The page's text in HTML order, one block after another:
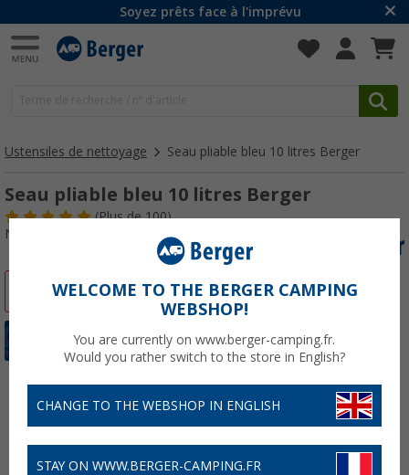
Soyez prêts face à l'imprévu
Ustensiles de nettoyage Seau pliable bleu 10 litres Berger
Seau pliable bleu 10 litres Berger
(Plus de100)
N° d'art : 418820
-15%WELCOME TO THE BERGER CAMPING
WEBSHOP!
You are currently on www.berger-camping.fr.
Would you rather switch to the store in English?
CHANGE TO THE WEBSHOP IN ENGLISH
STAY ON WWW.BERGER-CAMPING.FR